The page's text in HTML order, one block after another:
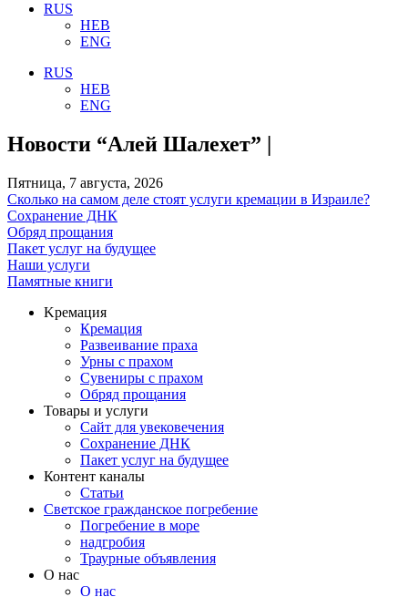
RUS
HEB
ENG
RUS
HEB
ENG
Новости “Алей Шалехет” |
Пятница, 7 августа, 2026
Сколько на самом деле стоят услуги кремации в Израиле?
Сохранение ДНК
Обряд прощания
Пакет услуг на будущее
Наши услуги
Памятные книги
Kремация
Кремация
Развеивание праха
Урны с прахом
Сувениры с прахом
Обряд прощания
Товары и услуги
Сайт для увековечения
Сохранение ДНК
Пакет услуг на будущее
Контент каналы
Статьи
Светское гражданское погребение
Погребение в море
надгробия
Траурные объявления
О нас
О нас